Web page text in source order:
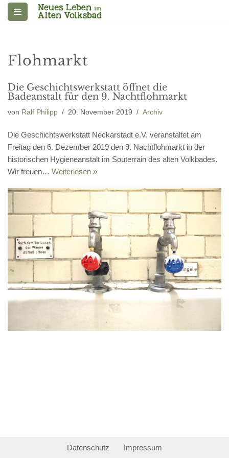
springen
Flohmarkt
Die Geschichtswerkstatt öffnet die
Badeanstalt für den 9. Nachtflohmarkt
von Ralf Philipp 20. November 2019 Archiv
Die Geschichtswerkstatt Neckarstadt e.V. veranstaltet am
Freitag den 6. Dezember 2019 den 9. Nachtflohmarkt in der
historischen Hygieneanstalt im Souterrain des alten Volkbades.
Wir freuen… Weiterlesen »
Datenschutz Impressum